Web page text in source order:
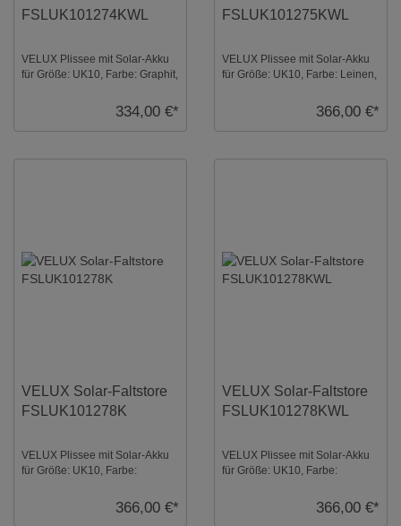
FSLUK101274KWL
VELUX Plissee mit Solar-Akku
für Größe: UK10, Farbe: Graphit,
334,00 €*
FSLUK101275KWL
VELUX Plissee mit Solar-Akku
für Größe: UK10, Farbe: Leinen,
366,00 €*
VELUX Solar-Faltstore
FSLUK101278K
VELUX Plissee mit Solar-Akku
für Größe: UK10, Farbe:
blickdicht, io-home ...366,00 €*
VELUX Solar-Faltstore
FSLUK101278KWL
VELUX Plissee mit Solar-Akku
für Größe: UK10, Farbe:
366,00 €*